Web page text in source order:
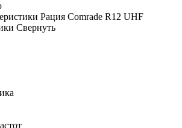
Рация Comrade R12 UHF
Свернуть